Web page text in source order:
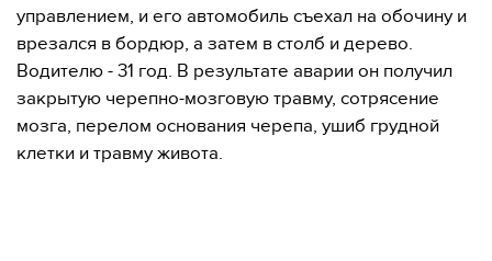
управлением, и его автомобиль съехал на обочину и
врезался в бордюр, а затем в столб и дерево.
Водителю - 31 год. В результате аварии он получил
закрытую черепно-мозговую травму, сотрясение
мозга, перелом основания черепа, ушиб грудной
клетки и травму живота.